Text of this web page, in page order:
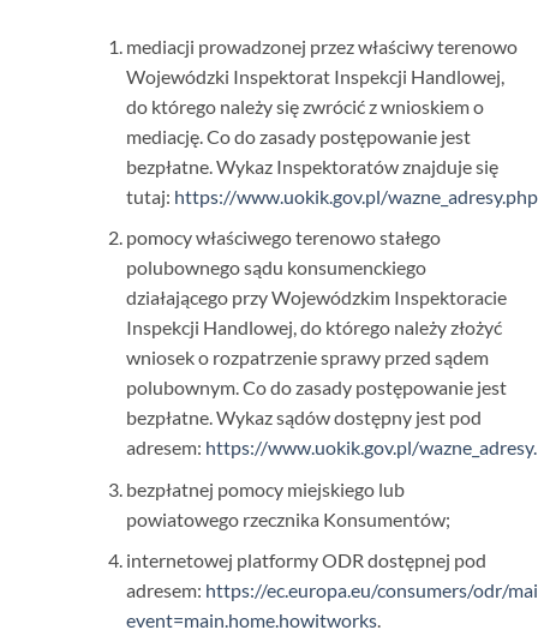
mediacji prowadzonej przez właściwy terenowo
Wojewódzki Inspektorat Inspekcji Handlowej,
do którego należy się zwrócić z wnioskiem o
mediację. Co do zasady postępowanie jest
bezpłatne. Wykaz Inspektoratów znajduje się
tutaj: https://www.uokik.gov.pl/
pomocy właściwego terenowo stałego
polubownego sądu konsumenckiego
działającego przy Wojewódzkim Inspektoracie
Inspekcji Handlowej, do którego należy złożyć
wniosek o rozpatrzenie sprawy przed sądem
polubownym. Co do zasady postępowanie jest
bezpłatne. Wykaz sądów dostępny jest pod
adresem: https://www.uokik.gov.pl/
bezpłatnej pomocy miejskiego lub
powiatowego rzecznika Konsumentów;
internetowej platformy ODR dostępnej pod
adresem: https://ec.europa.eu/consumers/odr/
event=main.home.howitworks.